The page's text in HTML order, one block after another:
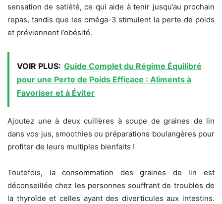
sensation de satiété, ce qui aide à tenir jusqu’au prochain
repas, tandis que les oméga-3 stimulent la perte de poids
et préviennent l’obésité.
VOIR PLUS: Guide Complet du Régime Équilibré
pour une Perte de Poids Efficace : Aliments à
Favoriser et à Éviter
Ajoutez une à deux cuillères à soupe de graines de lin
dans vos jus, smoothies ou préparations boulangères pour
profiter de leurs multiples bienfaits !
Toutefois, la consommation des graines de lin est
déconseillée chez les personnes souffrant de troubles de
la thyroïde et celles ayant des diverticules aux intestins.